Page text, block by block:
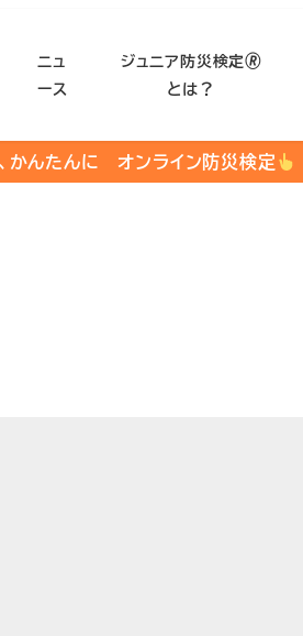
ニュ
ース
ジュニア防災検定🄬
とは？
かんたんに オンライン防災検定